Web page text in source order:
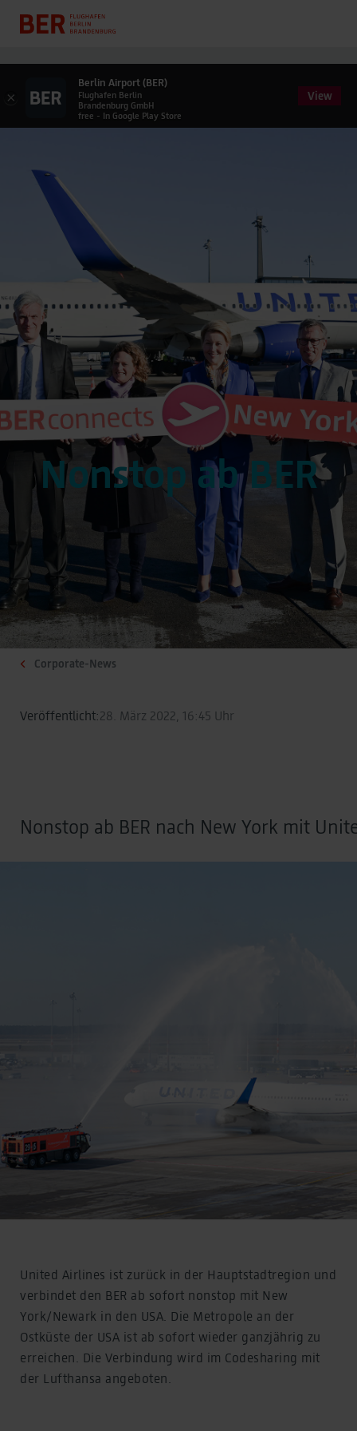
Nonstop ab BER
Corporate-News
Veröffentlicht:28. März 2022, 16:45 Uhr
Nonstop ab BER nach New York mit
United Airlines ist zurück in der Hauptstadtregion und
verbindet den BER ab sofort nonstop mit New
York/Newark in den USA. Die Metropole an der
Ostküste der USA ist ab sofort wieder ganzjährig zu
erreichen. Die Verbindung wird im Codesharing mit
der Lufthansa angeboten.
×
Berlin Airport (BER)
Flughafen Berlin
Brandenburg GmbH
free - In Google Play Store
View